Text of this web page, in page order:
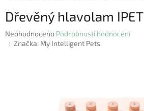
Dřevěný hlavolam IPET
Průměrné
hodnocení
Neohodnoceno Podrobnosti hodnocení
Značka: My Intelligent Pets